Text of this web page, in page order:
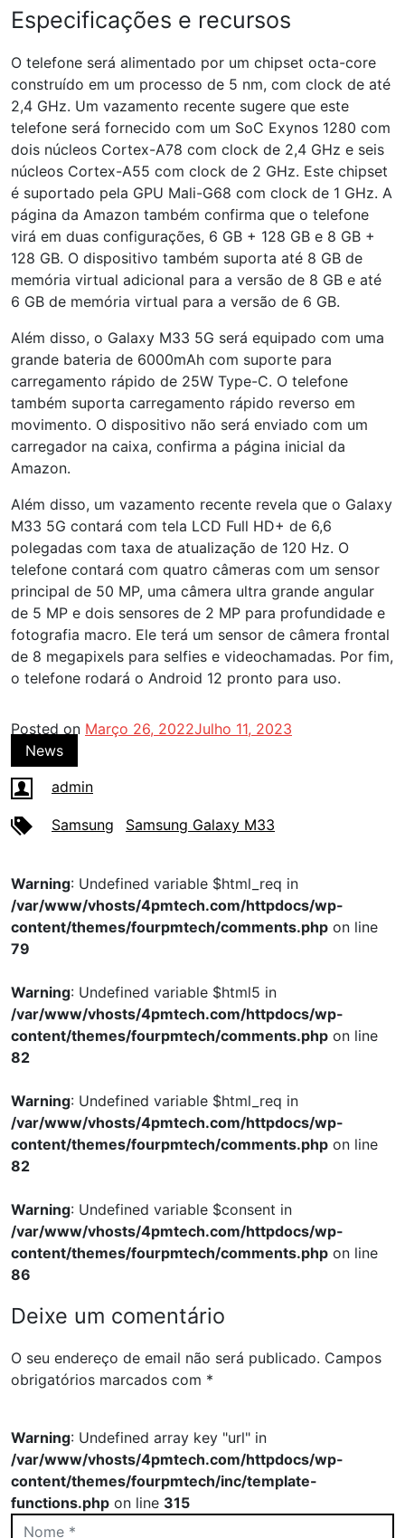
Especificações e recursos
O telefone será alimentado por um chipset octa-core
construído em um processo de 5 nm, com clock de até
2,4 GHz. Um vazamento recente sugere que este
telefone será fornecido com um SoC Exynos 1280 com
dois núcleos Cortex-A78 com clock de 2,4 GHz e seis
núcleos Cortex-A55 com clock de 2 GHz. Este chipset
é suportado pela GPU Mali-G68 com clock de 1 GHz. A
página da Amazon também confirma que o telefone
virá em duas configurações, 6 GB + 128 GB e 8 GB +
128 GB. O dispositivo também suporta até 8 GB de
memória virtual adicional para a versão de 8 GB e até
6 GB de memória virtual para a versão de 6 GB.
Além disso, o Galaxy M33 5G será equipado com uma
grande bateria de 6000mAh com suporte para
carregamento rápido de 25W Type-C. O telefone
também suporta carregamento rápido reverso em
movimento. O dispositivo não será enviado com um
carregador na caixa, confirma a página inicial da
Amazon.
Além disso, um vazamento recente revela que o Galaxy
M33 5G contará com tela LCD Full HD+ de 6,6
polegadas com taxa de atualização de 120 Hz. O
telefone contará com quatro câmeras com um sensor
principal de 50 MP, uma câmera ultra grande angular
de 5 MP e dois sensores de 2 MP para profundidade e
fotografia macro. Ele terá um sensor de câmera frontal
de 8 megapixels para selfies e videochamadas. Por fim,
o telefone rodará o Android 12 pronto para uso.
Posted on Março 26, 2022Julho 11, 2023
News
admin
Samsung Samsung Galaxy M33
Warning: Undefined variable $html_req in
/var/www/vhosts/4pmtech.com/httpdocs/wp-
content/themes/fourpmtech/comments.php on line
79
Warning: Undefined variable $html5 in
/var/www/vhosts/4pmtech.com/httpdocs/wp-
content/themes/fourpmtech/comments.php on line
82
Warning: Undefined variable $html_req in
/var/www/vhosts/4pmtech.com/httpdocs/wp-
content/themes/fourpmtech/comments.php on line
82
Warning: Undefined variable $consent in
/var/www/vhosts/4pmtech.com/httpdocs/wp-
content/themes/fourpmtech/comments.php on line
86
Deixe um comentário
O seu endereço de email não será publicado. Campos
obrigatórios marcados com *
Warning: Undefined array key "url" in
/var/www/vhosts/4pmtech.com/httpdocs/wp-
content/themes/fourpmtech/inc/template-
functions.php on line 315